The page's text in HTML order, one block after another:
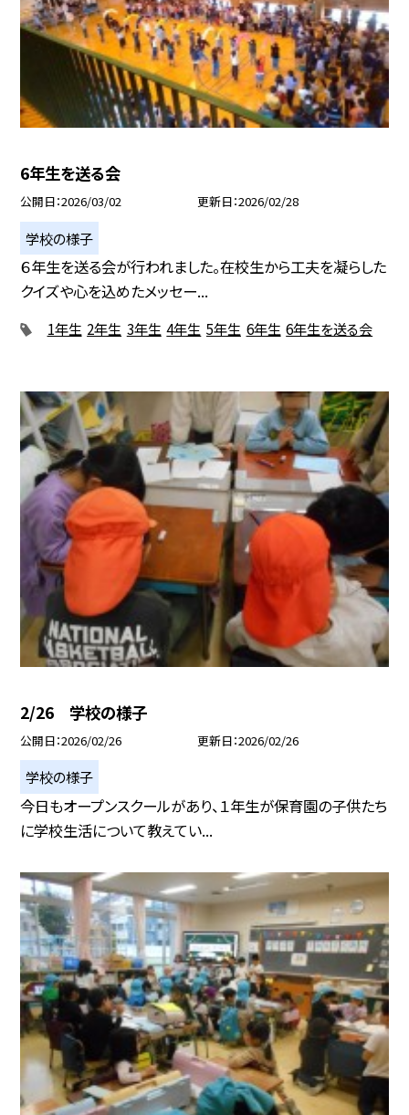
6年生を送る会
公開日 2026/03/02 更新日 2026/02/28
学校の様子
６年生を送る会が行われました。在校生から工夫を凝らした
クイズや心を込めたメッセー...
1年生 2年生 3年生 4年生 5年生 6年生 6年生を送る会
2/26 学校の様子
公開日 2026/02/26 更新日 2026/02/26
学校の様子
今日もオープンスクールがあり、１年生が保育園の子供たち
に学校生活について教えてい...